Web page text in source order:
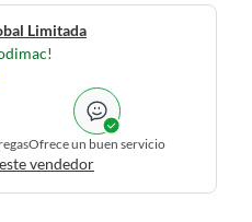
Limitada
Ofrece un buen servicio
vendedor